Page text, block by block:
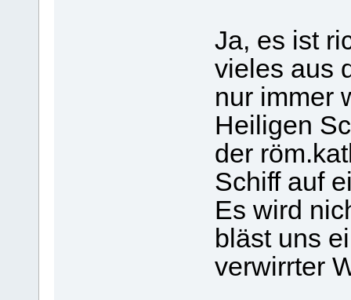
Ja, es ist
vieles aus
nur immer
Heiligen
der
Schiff auf
Es wird
bläst uns
verwirrter